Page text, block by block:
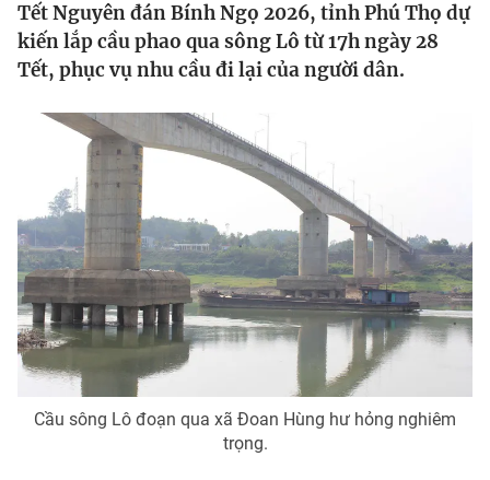
Thế giới
Tin tức
Thế giới đó đây
Câu chuyện quốc tế
Kinh tế
Tài chính
Thị trường
Góc doanh nghiệp
Dữ liệu và đời sống
Truyền hình
Phim VTV
Hậu trường
Nhân vật
Khán giả
Giải sao mai
Giải trí
Điện ảnh
Âm nhạc
Sao
Đời sống
Du lịch
Làm đẹp
Giáo dục
Tết Nguyên đán Bính Ngọ 2026, tỉnh Phú Thọ dự
kiến lắp cầu phao qua sông Lô từ 17h ngày 28
Tết, phục vụ nhu cầu đi lại của người dân.
Cầu sông Lô đoạn qua xã Đoan Hùng hư hỏng nghiêm
trọng.